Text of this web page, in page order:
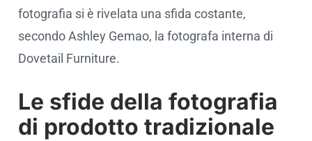
fotografia si è rivelata una sfida costante,
secondo Ashley Gemao, la fotografa interna di
Dovetail Furniture.
Le sfide della fotografia
di prodotto tradizionale